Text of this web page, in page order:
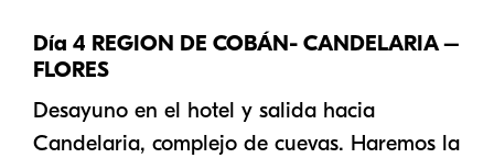
Día 4 REGION DE COBÁN- CANDELARIA –
FLORES
Desayuno en el hotel y salida hacia
Candelaria, complejo de cuevas. Haremos la